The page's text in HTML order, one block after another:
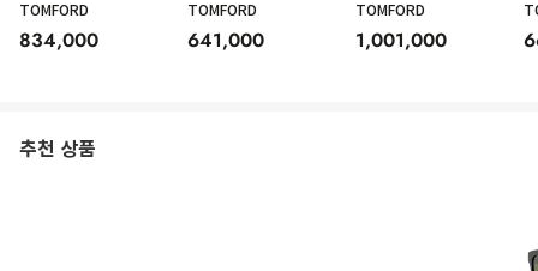
TOMFORD
834,000
TOMFORD
641,000
TOMFORD
1,001,000
추천 상품